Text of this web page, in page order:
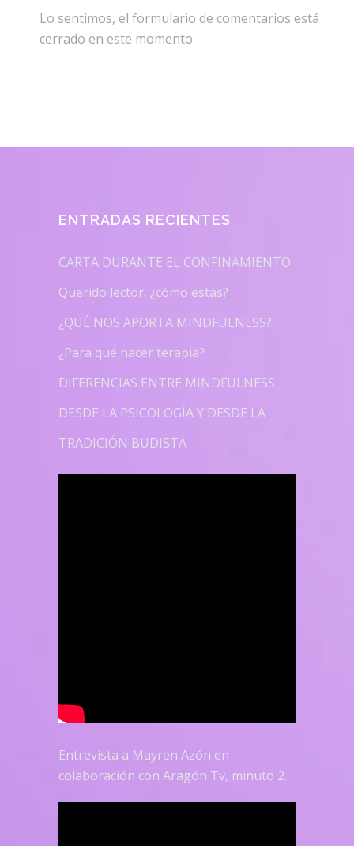
Lo sentimos, el formulario de comentarios está
cerrado en este momento.
ENTRADAS RECIENTES
CARTA DURANTE EL CONFINAMIENTO
Querido lector, ¿cómo estás?
¿QUÉ NOS APORTA MINDFULNESS?
¿Para qué hacer terapia?
DIFERENCIAS ENTRE MINDFULNESS
DESDE LA PSICOLOGÍA Y DESDE LA
TRADICIÓN BUDISTA
Entrevista a Mayren Azón en
colaboración con Aragón Tv, minuto 2.